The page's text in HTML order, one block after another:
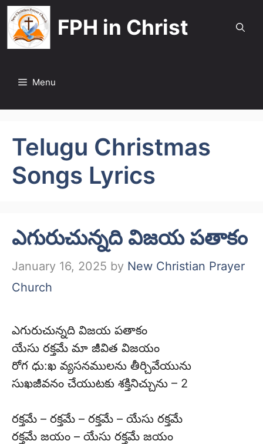
Skip
to
content
FPH in Christ
Menu
Telugu Christmas
Songs Lyrics
ఎగురుచున్నది విజయ పతాకం
January 16, 2025 by New Christian Prayer
Church
ఎగురుచున్నది విజయ పతాకం
యేసు రక్తమే మా జీవిత విజయం
రోగ ధు:ఖ వ్యసనములను తీర్చివేయును
సుఖజీవనం చేయుటకు శక్తినిచ్చును – 2
రక్తమే – రక్తమే – రక్తమే – యేసు రక్తమే
రక్తమే జయం – యేసు రక్తమే జయం